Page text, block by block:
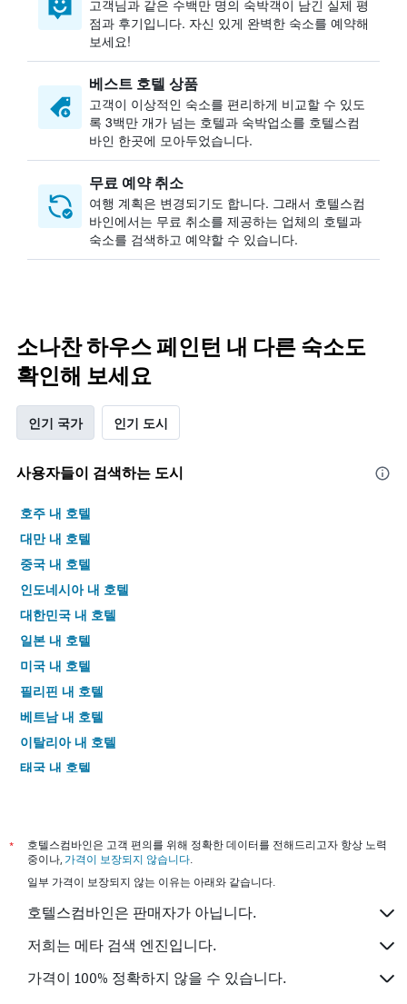
고객님과 같은 수백만 명의 숙박객이 남긴 실제 평
점과 후기입니다. 자신 있게 완벽한 숙소를 예약해
보세요!
베스트 호텔 상품
고객이 이상적인 숙소를 편리하게 비교할 수 있도
록 3백만 개가 넘는 호텔과 숙박업소를 호텔스컴
바인 한곳에 모아두었습니다.
무료 예약 취소
여행 계획은 변경되기도 합니다. ​그래서 호텔스컴
바인에서는 무료 취소를 제공하는 업체의 호텔과
숙소를 검색하고 예약할 수 있습니다.
소나찬 하우스 페인턴 내 다른 숙소도
확인해 보세요
인기 국가 인기 도시
사용자들이 검색하는 도시
호주 내 호텔
대만 내 호텔
중국 내 호텔
인도네시아 내 호텔
대한민국 내 호텔
일본 내 호텔
미국 내 호텔
필리핀 내 호텔
베트남 내 호텔
이탈리아 내 호텔
태국 내 호텔
*
호텔스컴바인은 고객 편의를 위해 정확한 데이터를 전해드리고자 항상 노력
중이나, 가격이 보장되지 않습니다.
일부 가격이 보장되지 않는 이유는 아래와 같습니다.
호텔스컴바인은 판매자가 아닙니다.
저희는 메타 검색 엔진입니다.
가격이 100% 정확하지 않을 수 있습니다.